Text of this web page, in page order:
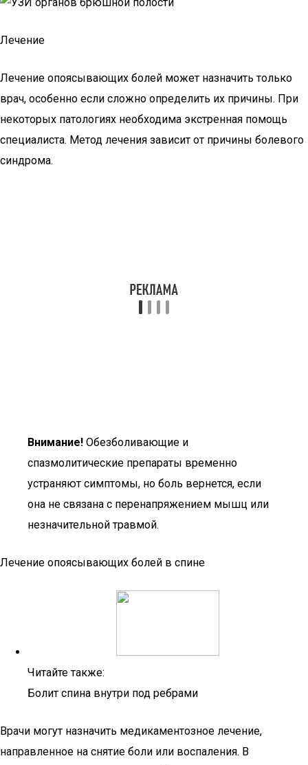
Лечение
Лечение опоясывающих болей может назначить только
врач, особенно если сложно определить их причины. При
некоторых патологиях необходима экстренная помощь
специалиста. Метод лечения зависит от причины болевого
синдрома.
Внимание! Обезболивающие и
спазмолитические препараты временно
устраняют симптомы, но боль вернется, если
она не связана с перенапряжением мышц или
незначительной травмой.
Лечение опоясывающих болей в спине
Читайте также:
Болит спина внутри под ребрами
Врачи могут назначить медикаментозное лечение,
направленное на снятие боли или воспаления. В